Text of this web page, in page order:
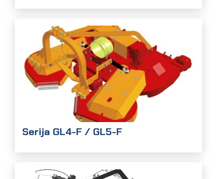
Serija GL4-F / GL5-F